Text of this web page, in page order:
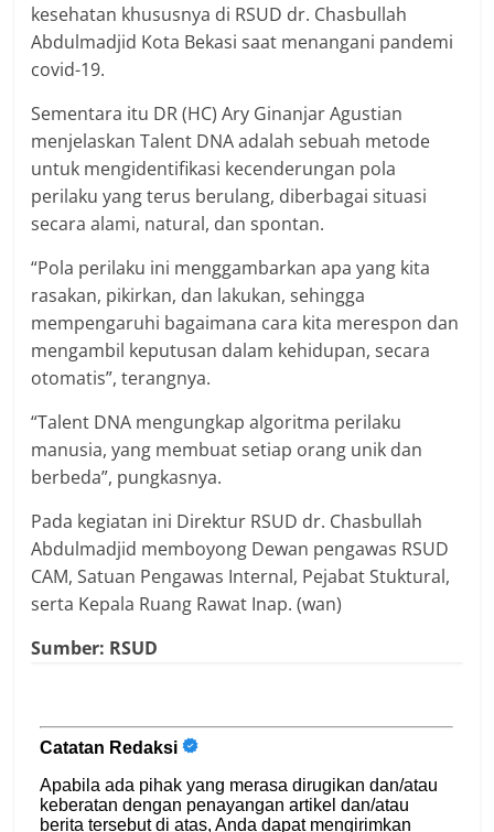
kesehatan khususnya di RSUD dr. Chasbullah
Abdulmadjid Kota Bekasi saat menangani pandemi
covid-19.
Sementara itu DR (HC) Ary Ginanjar Agustian
menjelaskan Talent DNA adalah sebuah metode
untuk mengidentifikasi kecenderungan pola
perilaku yang terus berulang, diberbagai situasi
secara alami, natural, dan spontan.
“Pola perilaku ini menggambarkan apa yang kita
rasakan, pikirkan, dan lakukan, sehingga
mempengaruhi bagaimana cara kita merespon dan
mengambil keputusan dalam kehidupan, secara
otomatis”, terangnya.
“Talent DNA mengungkap algoritma perilaku
manusia, yang membuat setiap orang unik dan
berbeda”, pungkasnya.
Pada kegiatan ini Direktur RSUD dr. Chasbullah
Abdulmadjid memboyong Dewan pengawas RSUD
CAM, Satuan Pengawas Internal, Pejabat Stuktural,
serta Kepala Ruang Rawat Inap. (wan)
Sumber: RSUD